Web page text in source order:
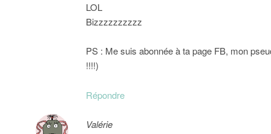
LOL
Bizzzzzzzzzz
PS : Me suis abonnée à ta page FB, mon
!!!!)
Répondre
Valérie